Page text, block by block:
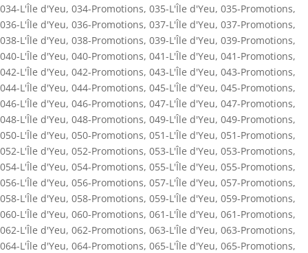
034-L'Île d'Yeu, 034-Promotions, 035-L'Île d'Yeu, 035-Promotions,
036-L'Île d'Yeu, 036-Promotions, 037-L'Île d'Yeu, 037-Promotions,
038-L'Île d'Yeu, 038-Promotions, 039-L'Île d'Yeu, 039-Promotions,
040-L'Île d'Yeu, 040-Promotions, 041-L'Île d'Yeu, 041-Promotions,
042-L'Île d'Yeu, 042-Promotions, 043-L'Île d'Yeu, 043-Promotions,
044-L'Île d'Yeu, 044-Promotions, 045-L'Île d'Yeu, 045-Promotions,
046-L'Île d'Yeu, 046-Promotions, 047-L'Île d'Yeu, 047-Promotions,
048-L'Île d'Yeu, 048-Promotions, 049-L'Île d'Yeu, 049-Promotions,
050-L'Île d'Yeu, 050-Promotions, 051-L'Île d'Yeu, 051-Promotions,
052-L'Île d'Yeu, 052-Promotions, 053-L'Île d'Yeu, 053-Promotions,
054-L'Île d'Yeu, 054-Promotions, 055-L'Île d'Yeu, 055-Promotions,
056-L'Île d'Yeu, 056-Promotions, 057-L'Île d'Yeu, 057-Promotions,
058-L'Île d'Yeu, 058-Promotions, 059-L'Île d'Yeu, 059-Promotions,
060-L'Île d'Yeu, 060-Promotions, 061-L'Île d'Yeu, 061-Promotions,
062-L'Île d'Yeu, 062-Promotions, 063-L'Île d'Yeu, 063-Promotions,
064-L'Île d'Yeu, 064-Promotions, 065-L'Île d'Yeu, 065-Promotions,